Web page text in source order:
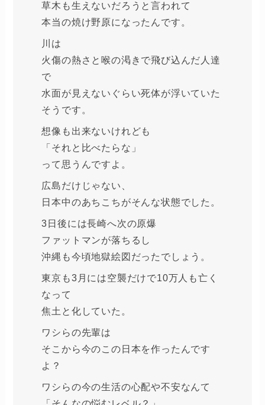
草木も生えないだろうと言われて
本当の焼け野原になったんです。
川は
火傷の熱さと喉の渇きで飛び込んだ人達
で
水面が見えないぐらい死体が浮いていた
そうです。
想像も出来ないけれども
「それと比べたらな」
って思うんですよ。
広島だけじゃない、
日本中のあちこちがそんな状態でした。
3日後には長崎へ次の原爆
ファットマンが落ちるし
沖縄も今頃地獄絵図だったでしょう。
東京も3月には空襲だけで10万人も亡く
なって
焦土と化していた。
ワシらの先輩は
そこから今のこの日本を作ったんです
よ？
ワシらの今の生活の心配や不安なんて